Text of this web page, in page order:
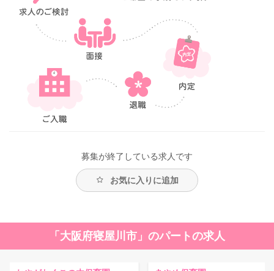
募集が終了している求人です
お気に入りに追加
「大阪府寝屋川市」のパートの求人